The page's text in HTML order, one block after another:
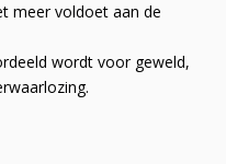
meer voldoet aan de
wordt voor geweld,